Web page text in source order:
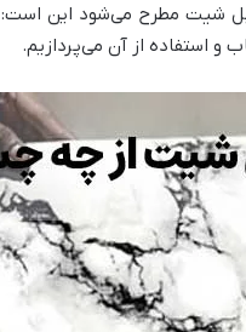
شیت مطرح می‌شود این است:
و استفاده از آن می‌پردازیم.